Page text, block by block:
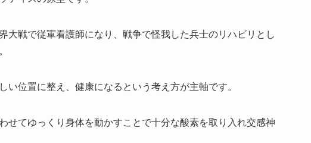
大戦で従軍看護師になり、戦争で怪我した兵士のリハビリとし
位置に整え、健康になるという考え方が主軸です。
せてゆっくり身体を動かすことで十分な酸素を取り入れ交感神